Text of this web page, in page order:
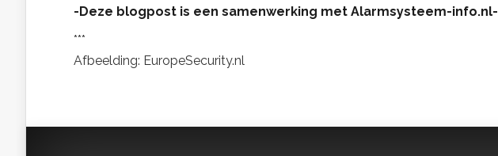
-Deze blogpost is een samenwerking met Alarmsysteem-info.nl-
***
Afbeelding: EuropeSecurity.nl